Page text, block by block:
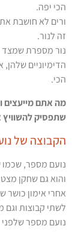
הכי יפה.
ורים לא חושבת
זה לנור.
נור מספרת שמצד
הדימיוניים
הכי.
מה אתם מייעצים
שתפסיק
הקבוצה של
נועם מספר, שכמו
והוא גם שחקן
אחרי אימון
לשתי קבוצות וגם
נועם מספר